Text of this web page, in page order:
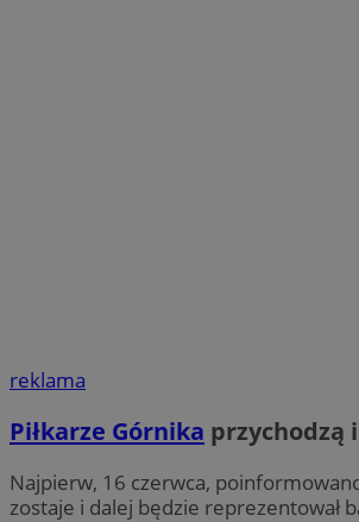
reklama
Piłkarze Górnika przychodzą
Najpierw, 16 czerwca,
zostaje i dalej będzie reprezentował